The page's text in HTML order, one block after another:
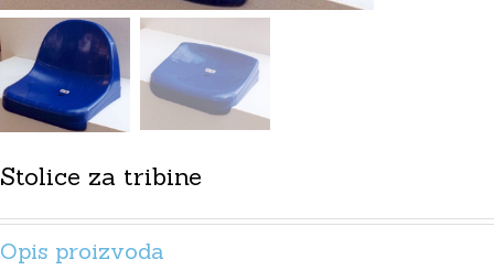
Stolice za tribine
Opis proizvoda